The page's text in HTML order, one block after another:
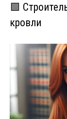
🟩
кровли